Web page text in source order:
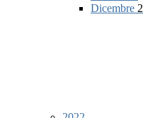
Dicembre 2